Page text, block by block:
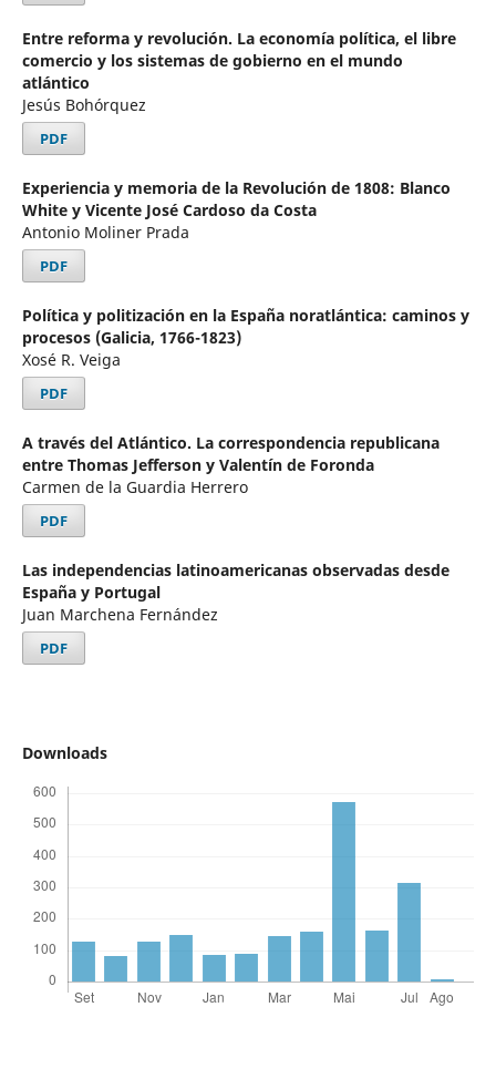
Entre reforma y revolución. La economía política, el libre
comercio y los sistemas de gobierno en el mundo
atlántico
Jesús Bohórquez
PDF
Experiencia y memoria de la Revolución de 1808: Blanco
White y Vicente José Cardoso da Costa
Antonio Moliner Prada
PDF
Política y politización en la España noratlántica: caminos y
procesos (Galicia, 1766-1823)
Xosé R. Veiga
PDF
A través del Atlántico. La correspondencia republicana
entre Thomas Jefferson y Valentín de Foronda
Carmen de la Guardia Herrero
PDF
Las independencias latinoamericanas observadas desde
España y Portugal
Juan Marchena Fernández
PDF
Downloads